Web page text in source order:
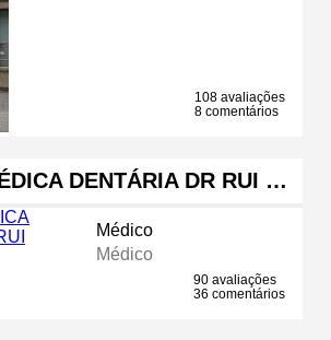
108 avaliações
8 comentários
DENTÁRIA DR RUI …
Médico
Médico
90 avaliações
36 comentários